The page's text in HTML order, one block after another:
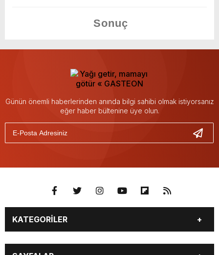
Günün önemli haberlerinden anında bilgi sahibi olmak istiyorsanız
eğer haber bültenine üye olun.
KATEGORİLER
YAŞAM
SİYASET